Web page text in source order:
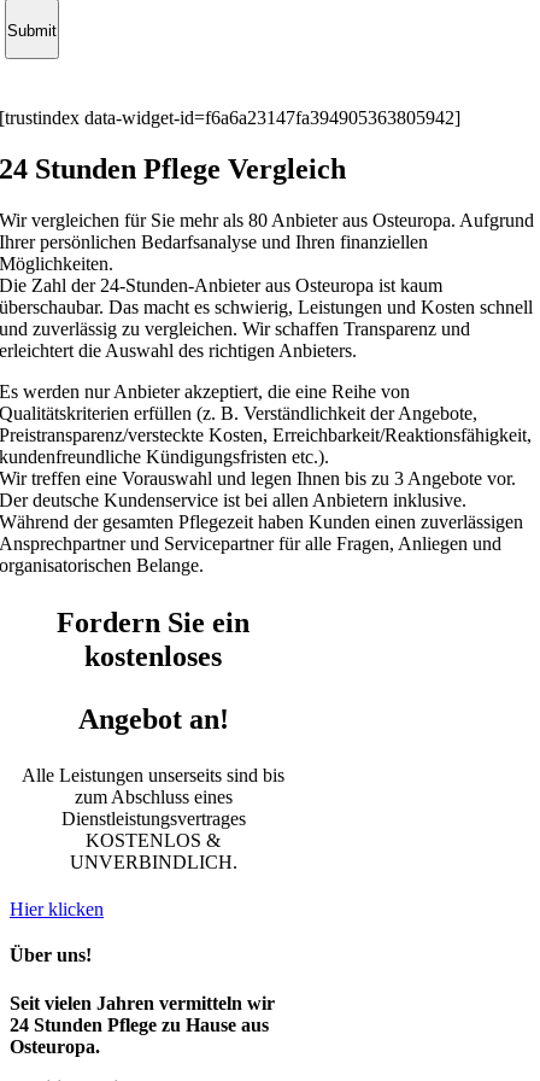
Submit
[trustindex data-widget-id=f6a6a23147fa394905363805942]
24 Stunden Pflege Vergleich
Wir vergleichen für Sie mehr als 80 Anbieter aus Osteuropa. Aufgrund
Ihrer persönlichen Bedarfsanalyse und Ihren finanziellen
Möglichkeiten.
Die Zahl der 24-Stunden-Anbieter aus Osteuropa ist kaum
überschaubar. Das macht es schwierig, Leistungen und Kosten schnell
und zuverlässig zu vergleichen. Wir schaffen Transparenz und
erleichtert die Auswahl des richtigen Anbieters.
Es werden nur Anbieter akzeptiert, die eine Reihe von
Qualitätskriterien erfüllen (z. B. Verständlichkeit der Angebote,
Preistransparenz/versteckte Kosten, Erreichbarkeit/Reaktionsfähigkeit,
kundenfreundliche Kündigungsfristen etc.).
Wir treffen eine Vorauswahl und legen Ihnen bis zu 3 Angebote vor.
Der deutsche Kundenservice ist bei allen Anbietern inklusive.
Während der gesamten Pflegezeit haben Kunden einen zuverlässigen
Ansprechpartner und Servicepartner für alle Fragen, Anliegen und
organisatorischen Belange.
Fordern Sie ein
kostenloses
Angebot an!
Alle Leistungen unserseits sind bis
zum Abschluss eines
Dienstleistungsvertrages
KOSTENLOS &
UNVERBINDLICH.
Hier klicken
Über uns!
Seit vielen Jahren vermitteln wir
24 Stunden Pflege zu Hause aus
Osteuropa.